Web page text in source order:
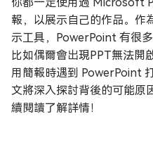
報，以展示自己的作品。作
示工具，PowerPoint 有很
比如偶爾會出現PPT無法開
用簡報時遇到 PowerPoint
文將深入探討背後的可能原
續閱讀了解詳情！